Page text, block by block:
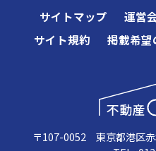
サイトマップ 運営
サイト規約
掲載希望
〒107-0052 東京都港区